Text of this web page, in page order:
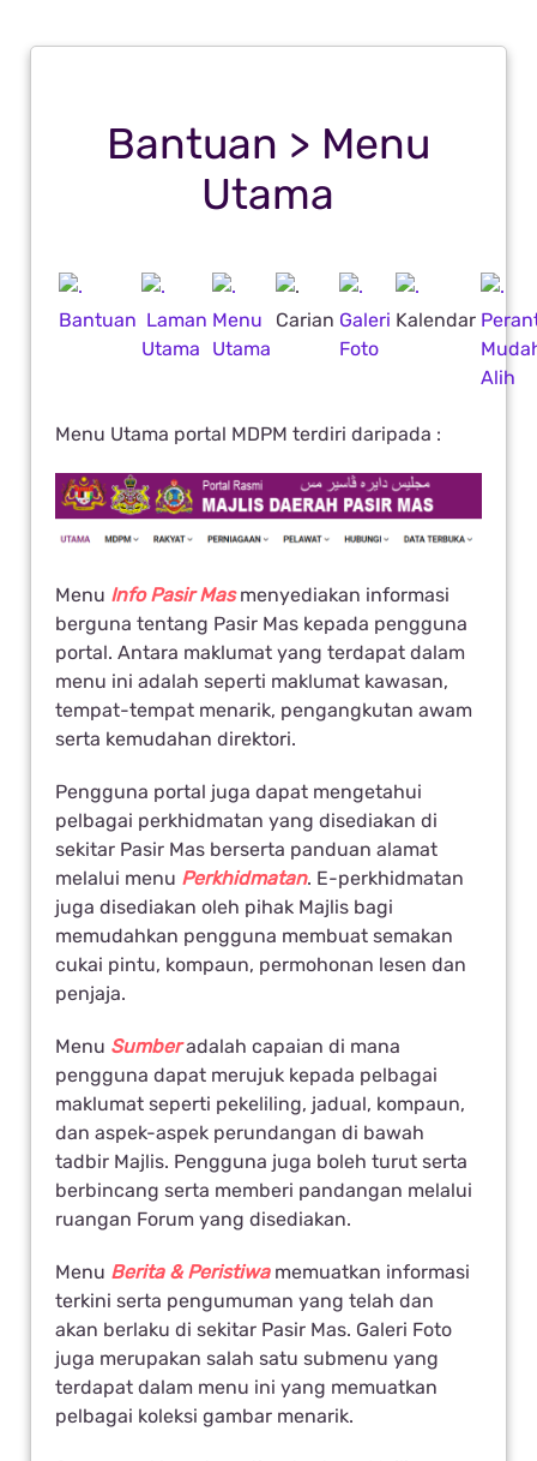
Bantuan > Menu
Utama
Bantuan Laman
Utama
Menu
Utama
Carian Galeri
Foto
Kalendar
Alih
Menu Utama portal MDPM terdiri daripada :
Menu Info Pasir Masmenyediakan informasi
berguna tentang Pasir Mas kepada pengguna
portal. Antara maklumat yang terdapat dalam
menu ini adalah seperti maklumat kawasan,
tempat-tempat menarik, pengangkutan awam
serta kemudahan direktori.
Pengguna portal juga dapat mengetahui
pelbagai perkhidmatan yang disediakan di
sekitar Pasir Mas berserta panduan alamat
melalui menu Perkhidmatan. E-perkhidmatan
juga disediakan oleh pihak Majlis bagi
memudahkan pengguna membuat semakan
cukai pintu, kompaun, permohonan lesen dan
penjaja.
Menu Sumberadalah capaian di mana
pengguna dapat merujuk kepada pelbagai
maklumat seperti pekeliling, jadual, kompaun,
dan aspek-aspek perundangan di bawah
tadbir Majlis. Pengguna juga boleh turut serta
berbincang serta memberi pandangan melalui
ruangan Forum yang disediakan.
Menu Berita & Peristiwamemuatkan informasi
terkini serta pengumuman yang telah dan
akan berlaku di sekitar Pasir Mas. Galeri Foto
juga merupakan salah satu submenu yang
terdapat dalam menu ini yang memuatkan
pelbagai koleksi gambar menarik.